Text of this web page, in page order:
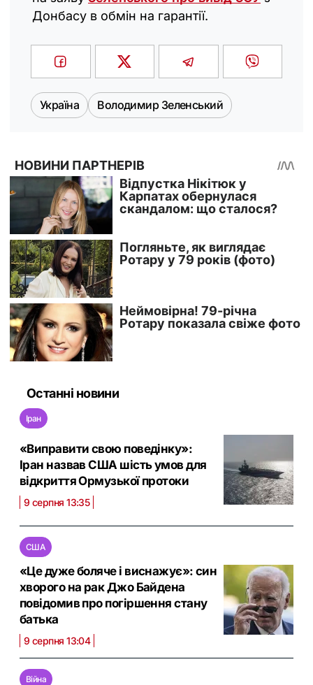
Донбасу в обмін на гарантії.
Україна Володимир Зеленський
Останні новини
Іран
«Виправити свою поведінку»:
Іран назвав США шість умов для
відкриття Ормузької протоки
9 серпня 13:35
США
«Це дуже боляче і виснажує»: син
хворого на рак Джо Байдена
повідомив про погіршення стану
батька
9 серпня 13:04
Війна